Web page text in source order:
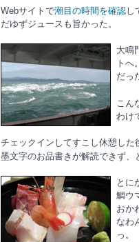
Webサイトで潮目の時間を確認し
だゆずジュースも旨かった。
大鳴
トへ
だっ
こん
わけ
チェックインしてすこし休憩した
墨文字のお品書きが解読できず、
とに
鯛ウ
おか
なわ
っ。